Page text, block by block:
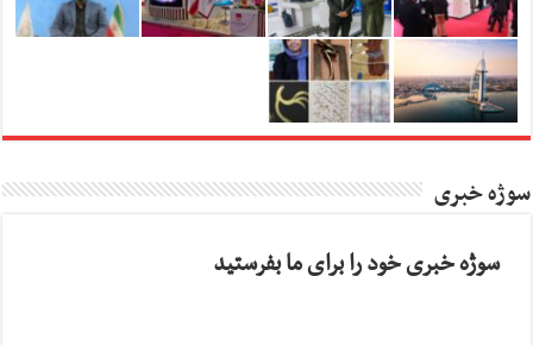
سوژه خبری
سوژه خبری خود را برای ما بفرستید